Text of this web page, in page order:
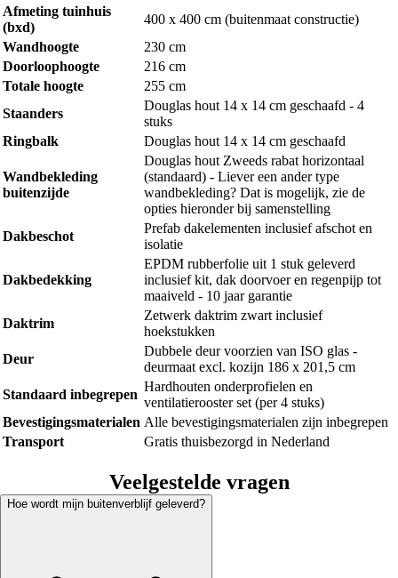
Afmeting tuinhuis
(bxd)
400 x 400 cm (buitenmaat constructie)
Wandhoogte
230 cm
Doorloophoogte
216 cm
Totale hoogte
255 cm
Staanders
Douglas hout 14 x 14 cm geschaafd - 4
stuks
Ringbalk
Douglas hout 14 x 14 cm geschaafd
Wandbekleding
buitenzijde
Douglas hout Zweeds rabat horizontaal
(standaard) - Liever een ander type
wandbekleding? Dat is mogelijk, zie de
opties hieronder bij samenstelling
Dakbeschot
Prefab dakelementen inclusief afschot en
isolatie
Dakbedekking
EPDM rubberfolie uit 1 stuk geleverd
inclusief kit, dak doorvoer en regenpijp tot
maaiveld - 10 jaar garantie
Daktrim
Zetwerk daktrim zwart inclusief
hoekstukken
Deur
Dubbele deur voorzien van ISO glas -
deurmaat excl. kozijn 186 x 201,5 cm
Standaard inbegrepen
Hardhouten onderprofielen en
ventilatierooster set (per 4 stuks)
Bevestigingsmaterialen Alle bevestigingsmaterialen zijn inbegrepen
Transport
Gratis thuisbezorgd in Nederland
Veelgestelde vragen
Hoe wordt mijn buitenverblijf geleverd?